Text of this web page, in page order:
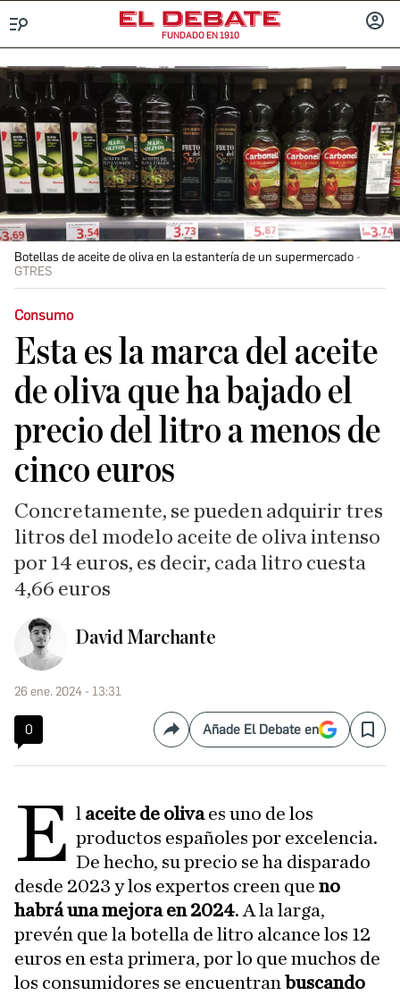
FUNDADO EN 1910
Botellas de aceite de oliva en la estantería de un supermercado
GTRES
Consumo
Esta es la marca del aceite
de oliva que ha bajado el
precio del litro a menos de
cinco euros
Concretamente, se pueden adquirir tres
litros del modelo aceite de oliva intenso
por 14 euros, es decir, cada litro cuesta
4,66 euros
David Marchante
26 ene. 2024 - 13:31
0 CompartirAñade El Debate en Save
E l aceite de olivaes uno de los
productos españoles por excelencia.
De hecho, su precio se ha disparado
desde 2023 y los expertos creen que no
habrá una mejora en 2024. A la larga,
prevén que la botella de litro alcance los 12
euros en esta primera, por lo que muchos de
los consumidores se encuentran buscando